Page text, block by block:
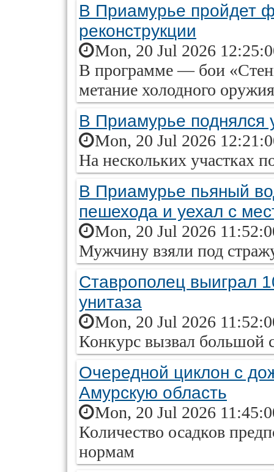
В Приамурье пройдет
реконструкции
Mon, 20 Jul 2026
В программе — бои
метание холодного оружия
В Приамурье поднялся
Mon, 20 Jul 2026
На нескольких участках
В Приамурье пьяный
пешехода и уехал с
Mon, 20 Jul 2026
Мужчину взяли под
Ставрополец выиграл
унитаза
Mon, 20 Jul 2026
Конкурс вызвал большой
Очередной циклон с
Амурскую область
Mon, 20 Jul 2026
Количество осадков
нормам